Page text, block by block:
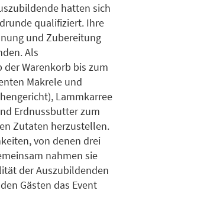
hatten sich
qualifiziert. Ihre
und Zubereitung
Als
Warenkorb bis zum
Makrele und
Lammkarree
Erdnussbutter zum
Zutaten herzustellen.
von denen drei
nahmen sie
der Auszubildenden
Gästen das Event